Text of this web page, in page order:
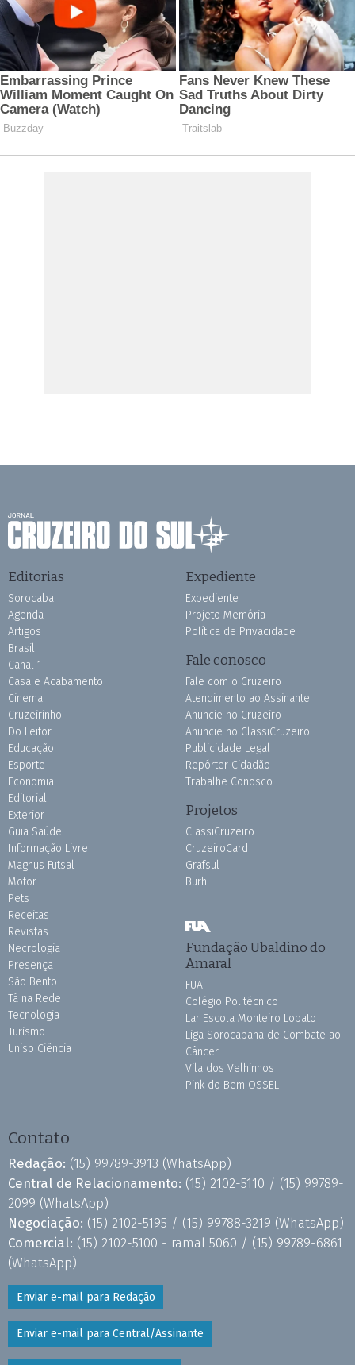
Editorias
Sorocaba
Agenda
Artigos
Brasil
Canal 1
Casa e Acabamento
Cinema
Cruzeirinho
Do Leitor
Educação
Esporte
Economia
Editorial
Exterior
Guia Saúde
Informação Livre
Magnus Futsal
Motor
Pets
Receitas
Revistas
Necrologia
Presença
São Bento
Tá na Rede
Tecnologia
Turismo
Uniso Ciência
Expediente
Expediente
Projeto Memória
Política de Privacidade
Fale conosco
Fale com o Cruzeiro
Atendimento ao Assinante
Anuncie no Cruzeiro
Anuncie no ClassiCruzeiro
Publicidade Legal
Repórter Cidadão
Trabalhe Conosco
Projetos
ClassiCruzeiro
CruzeiroCard
Grafsul
Burh
Fundação Ubaldino do
Amaral
FUA
Colégio Politécnico
Lar Escola Monteiro Lobato
Liga Sorocabana de Combate ao
Câncer
Vila dos Velhinhos
Pink do Bem OSSEL
Contato
Redação: (15) 99789-3913 (WhatsApp)
Central de Relacionamento: (15) 2102-5110 / (15) 99789-
2099 (WhatsApp)
Negociação: (15) 2102-5195 / (15) 99788-3219 (WhatsApp)
Comercial: (15) 2102-5100 - ramal 5060 / (15) 99789-6861
(WhatsApp)
Enviar e-mail para Redação
Enviar e-mail para Central/Assinante